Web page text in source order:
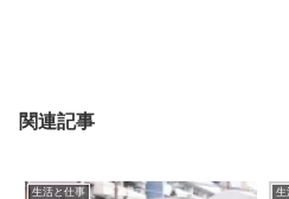
関連記事
生活と仕事 生